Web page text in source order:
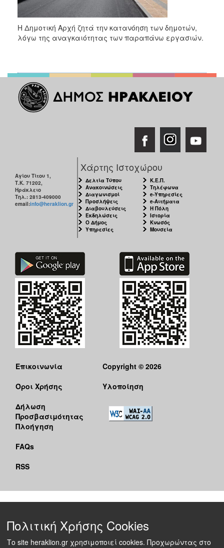
Η Δημοτική Αρχή ζητά την κατανόηση των δημοτών,
λόγω της αναγκαιότητας των παραπάνω εργασιών.
Αγίου Τίτου 1,
Τ.Κ. 71202,
Ηράκλειο
Τηλ.: 2813-409000
email:info@heraklion.gr
Χάρτης Ιστοχώρου
Δελτία Τύπου
Ανακοινώσεις
Διαγωνισμοί
Προσλήψεις
Διαβουλεύσεις
Εκδηλώσεις
Ο Δήμος
Υπηρεσίες
Κ.Ε.Π.
Τηλέφωνα
e-Υπηρεσίες
e-Αιτήματα
Η Πόλη
Ιστορία
Κνωσός
Μουσεία
Επικοινωνία
Όροι Χρήσης
Δήλωση
Προσβασιμότητας
Πλοήγηση
FAQs
RSS
Copyright © 2026
Υλοποίηση
Πολιτική Χρήσης Cookies
Το site heraklion.gr χρησιμοποιεί cookies. Προχωρώντας στο